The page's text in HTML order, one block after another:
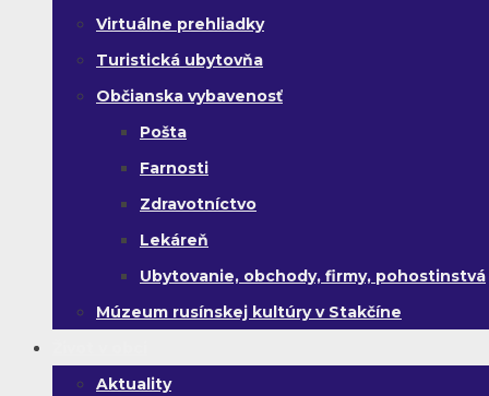
Virtuálne prehliadky
Turistická ubytovňa
Občianska vybavenosť
Pošta
Farnosti
Zdravotníctvo
Lekáreň
Ubytovanie, obchody, firmy, pohostinstvá
Múzeum rusínskej kultúry v Stakčíne
Aktuality